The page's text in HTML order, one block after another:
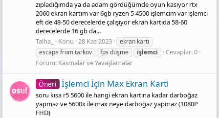
zıpladığımda ya da adam gördüğümde oyun kasıyor rtx
2060 ekran kartım var 6gb ryzen 5 4500 işlemcim var işlemci
eft de 48-50 derecelerde çalışıyor ekran kartıda 58-60
derecelerde 16 gb da...
Talha_
Konu 28 Kas 2023
ekran kartı
escape from tarkov
fps düşme i̇şlemci̇
Cevaplar: 0
Forum: Kasmalar ve Yavaşlamalar
Öneri İşlemci̇ İçi̇n Max Ekran Karti
soru kısa r5 5600 ile hangi ekran kartına kadar darboğaz
yapmaz ve 5600x ile max neye darboğaz yapmaz (1080P
FHD)